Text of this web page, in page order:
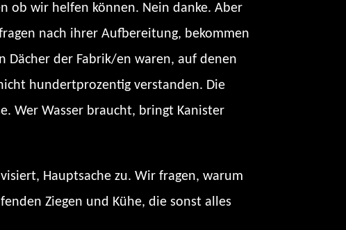
ob wir helfen können. Nein danke. Aber
nach ihrer Aufbereitung, bekommen
der Fabrik/en waren, auf denen
hundertprozentig verstanden. Die
Wer Wasser braucht, bringt Kanister
Hauptsache zu. Wir fragen, warum
Ziegen und Kühe, die sonst alles